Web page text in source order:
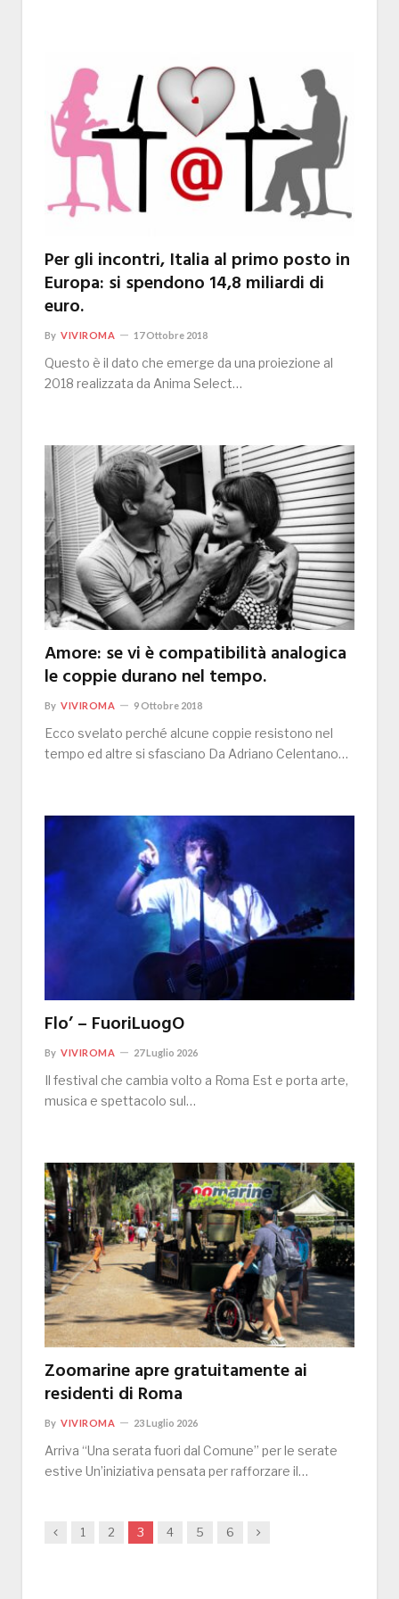
Per gli incontri, Italia al primo posto in
Europa: si spendono 14,8 miliardi di
euro.
By VIVIROMA 17 Ottobre 2018
Questo è il dato che emerge da una proiezione al
2018 realizzata da Anima Select…
Amore: se vi è compatibilità analogica
le coppie durano nel tempo.
By VIVIROMA 9 Ottobre 2018
Ecco svelato perché alcune coppie resistono nel
tempo ed altre si sfasciano Da Adriano Celentano…
Flo’ – FuoriLuogO
By VIVIROMA 27 Luglio 2026
Il festival che cambia volto a Roma Est e porta arte,
musica e spettacolo sul…
Zoomarine apre gratuitamente ai
residenti di Roma
By VIVIROMA 23 Luglio 2026
Arriva “Una serata fuori dal Comune” per le serate
estive Un’iniziativa pensata per rafforzare il…
Previous
1 2 3 4 5 6 Next